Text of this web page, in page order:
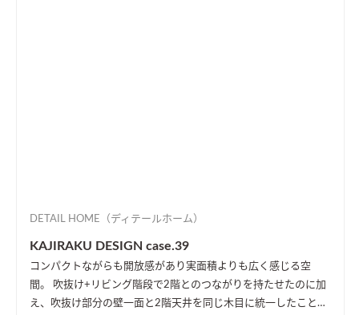
DETAIL HOME（ディテールホーム）
KAJIRAKU DESIGN case.39
コンパクトながらも開放感があり実面積よりも広く感じる空
間。 吹抜け+リビング階段で2階とのつながりを持たせたのに加
え、吹抜け部分の壁一面と2階天井を同じ木目に統一したことに